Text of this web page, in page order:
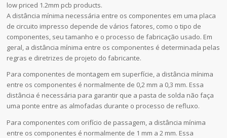
low priced 1.2mm pcb products.
A distância mínima necessária entre os componentes em uma placa
de circuito impresso depende de vários fatores, como o tipo de
componentes, seu tamanho e o processo de fabricação usado. Em
geral, a distância mínima entre os componentes é determinada pelas
regras e diretrizes de projeto do fabricante.
Para componentes de montagem em superfície, a distância mínima
entre os componentes é normalmente de 0,2 mm a 0,3 mm. Essa
distância é necessária para garantir que a pasta de solda não faça
uma ponte entre as almofadas durante o processo de refluxo.
Para componentes com orifício de passagem, a distância mínima
entre os componentes é normalmente de 1 mm a 2 mm. Essa